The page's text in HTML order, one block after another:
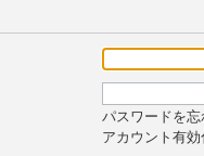
パスワードを
アカウント有